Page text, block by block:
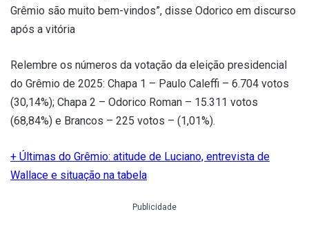
Grêmio são muito bem-vindos”, disse Odorico em discurso
após a vitória
Relembre os números da votação da eleição presidencial
do Grêmio de 2025: Chapa 1 – Paulo Caleffi – 6.704 votos
(30,14%); Chapa 2 – Odorico Roman – 15.311 votos
(68,84%) e Brancos – 225 votos – (1,01%).
+ Últimas do Grêmio: atitude de Luciano, entrevista de
Wallace e situação na tabela
Publicidade